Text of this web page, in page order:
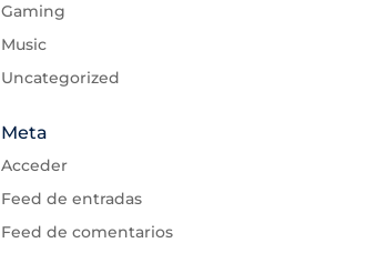
Gaming
Music
Uncategorized
Meta
Acceder
Feed de entradas
Feed de comentarios